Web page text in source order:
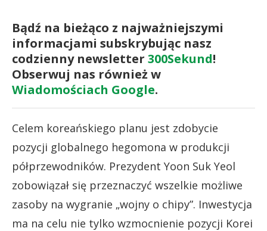
Bądź na bieżąco z najważniejszymi
informacjami subskrybując nasz
codzienny newsletter 300Sekund!
Obserwuj nas również w
Wiadomościach Google.
Celem koreańskiego planu jest zdobycie
pozycji globalnego hegomona w produkcji
półprzewodników. Prezydent Yoon Suk Yeol
zobowiązał się przeznaczyć wszelkie możliwe
zasoby na wygranie „wojny o chipy”. Inwestycja
ma na celu nie tylko wzmocnienie pozycji Korei